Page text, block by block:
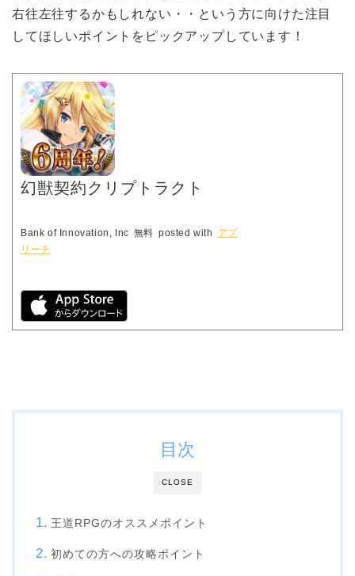
右往左往するかもしれない・・という方に向けた注目
してほしいポイントをピックアップしています！
幻獣契約クリプトラクト
Bank of Innovation, Inc 無料 posted with
アプ
リーチ
CLOSE
目次
王道RPGのオススメポイント
初めての方への攻略ポイント